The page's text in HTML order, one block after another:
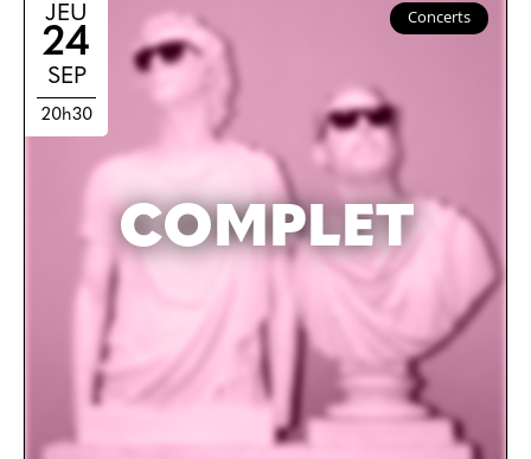
JEU
24
SEP
20h30
COMPLET
Concerts